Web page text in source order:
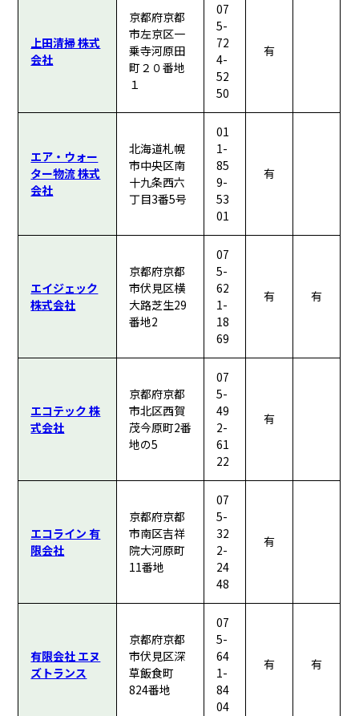
上田清掃 株式
会社
京都府京都
市左京区一
乗寺河原田
町２０番地
１
07
5-
72
4-
52
50
有
エア・ウォー
ター物流 株式
会社
北海道札幌
市中央区南
十九条西六
丁目3番5号
01
1-
85
9-
53
01
有
エイジェック
株式会社
京都府京都
市伏見区横
大路芝生29
番地2
07
5-
62
1-
18
69
有 有
エコテック 株
式会社
京都府京都
市北区西賀
茂今原町2番
地の5
07
5-
49
2-
61
22
有
エコライン 有
限会社
京都府京都
市南区吉祥
院大河原町
11番地
07
5-
32
2-
24
48
有
有限会社 エヌ
ズトランス
京都府京都
市伏見区深
草飯食町
824番地
07
5-
64
1-
84
04
有 有